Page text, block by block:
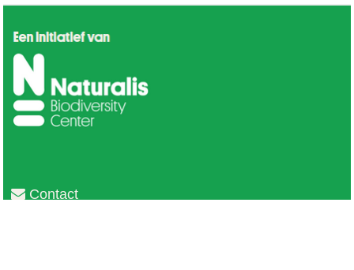
Contact